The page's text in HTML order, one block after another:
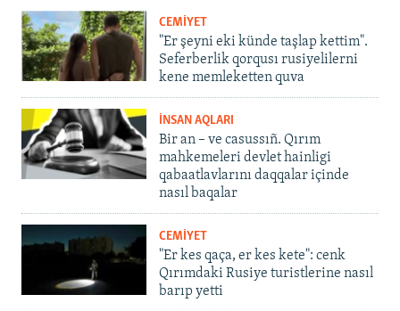
CEMİYET
"Er şeyni eki künde taşlap kettim".
Seferberlik qorqusı rusiyelilerni
kene memleketten quva
İNSAN AQLARI
Bir an – ve casussıñ. Qırım
mahkemeleri devlet hainligi
qabaatlavlarını daqqalar içinde
nasıl baqalar
CEMİYET
"Er kes qaça, er kes kete": cenk
Qırımdaki Rusiye turistlerine nasıl
barıp yetti